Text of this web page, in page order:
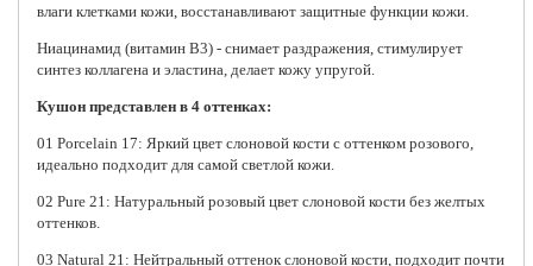
влаги клетками кожи, восстанавливают защитные функции кожи.
Ниацинамид (витамин В3) - снимает раздражения, стимулирует
синтез коллагена и эластина, делает кожу упругой.
Кушон представлен в 4 оттенках:
01 Porcelain 17: Яркий цвет слоновой кости с оттенком розового,
идеально подходит для самой светлой кожи.
02 Pure 21: Натуральный розовый цвет слоновой кости без желтых
оттенков.
03 Natural 21: Нейтральный оттенок слоновой кости, подходит почти